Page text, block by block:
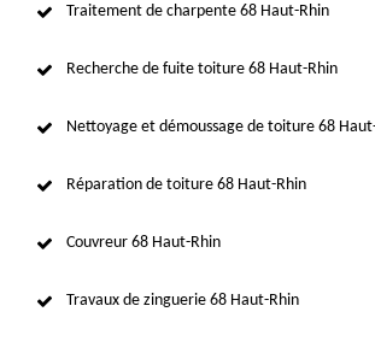
Traitement de charpente 68 Haut-Rhin
Recherche de fuite toiture 68 Haut-Rhin
Nettoyage et démoussage de toiture 68
Réparation de toiture 68 Haut-Rhin
Couvreur 68 Haut-Rhin
Travaux de zinguerie 68 Haut-Rhin